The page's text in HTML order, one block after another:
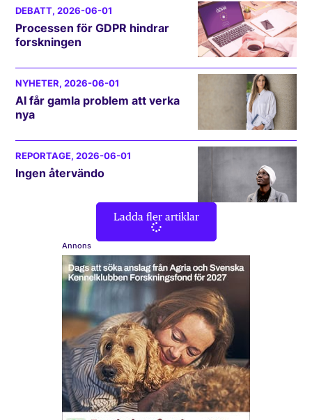
DEBATT, 2026-06-01
Processen för GDPR hindrar
forskningen
NYHETER, 2026-06-01
AI får gamla problem att verka
nya
REPORTAGE, 2026-06-01
Ingen återvändo
Ladda fler artiklar
Annons